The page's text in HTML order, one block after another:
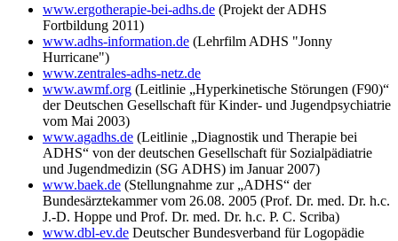
www.ergotherapie-bei-adhs.de (Projekt der ADHS
Fortbildung 2011)
www.adhs-information.de (Lehrfilm ADHS "Jonny
Hurricane")
www.zentrales-adhs-netz.de
www.awmf.org (Leitlinie „Hyperkinetische Störungen (F90)“
der Deutschen Gesellschaft für Kinder- und Jugendpsychiatrie
vom Mai 2003)
www.agadhs.de (Leitlinie „Diagnostik und Therapie bei
ADHS“ von der deutschen Gesellschaft für Sozialpädiatrie
und Jugendmedizin (SG ADHS) im Januar 2007)
www.baek.de (Stellungnahme zur „ADHS“ der
Bundesärztekammer vom 26.08. 2005 (Prof. Dr. med. Dr. h.c.
J.-D. Hoppe und Prof. Dr. med. Dr. h.c. P. C. Scriba)
www.dbl-ev.de Deutscher Bundesverband für Logopädie